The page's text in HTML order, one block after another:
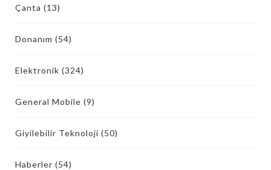
Çanta (13)
Donanım (54)
Elektronik (324)
General Mobile (9)
Giyilebilir Teknoloji (50)
Haberler (54)